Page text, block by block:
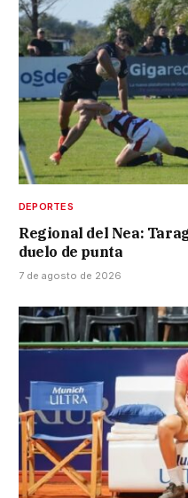
DEPORTES
Regional del Nea:
duelo de punta
7 de agosto de 2026